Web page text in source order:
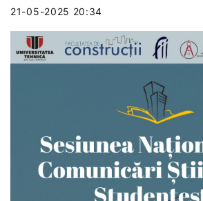
21-05-2025 20:34